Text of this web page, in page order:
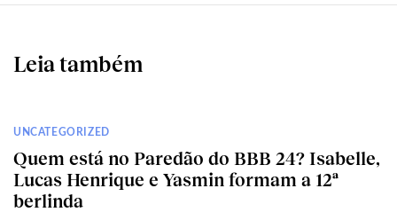
Leia também
UNCATEGORIZED
Quem está no Paredão do BBB 24? Isabelle,
Lucas Henrique e Yasmin formam a 12ª
berlinda